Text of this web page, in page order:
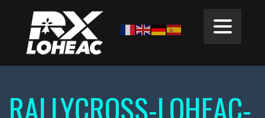
RALLYCROSS-LOHEAC-